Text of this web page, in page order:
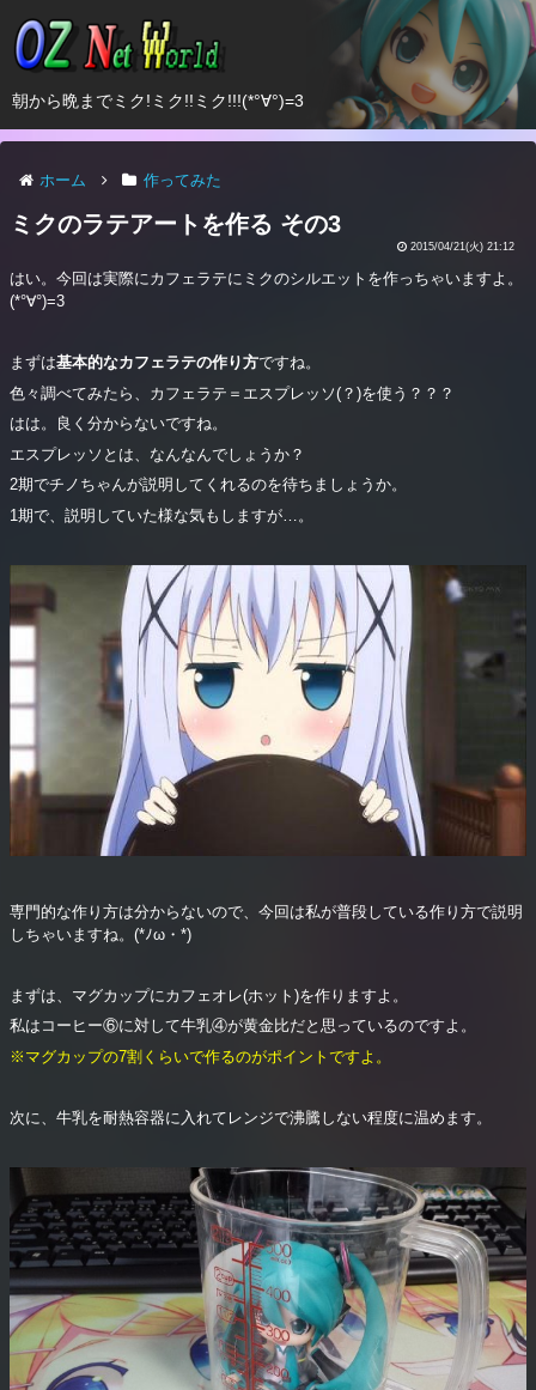
朝から晩までミク!ミク!!ミク!!!(*°∀°)=3
ホーム 作ってみた
ミクのラテアートを作る その3
2015/04/21(火) 21:12
はい。今回は実際にカフェラテにミクのシルエットを作っちゃいますよ。
(*°∀°)=3
まずは基本的なカフェラテの作り方ですね。
色々調べてみたら、カフェラテ＝エスプレッソ(？)を使う？？？
はは。良く分からないですね。
エスプレッソとは、なんなんでしょうか？
2期でチノちゃんが説明してくれるのを待ちましょうか。
1期で、説明していた様な気もしますが…。
専門的な作り方は分からないので、今回は私が普段している作り方で説明
しちゃいますね。(*ﾉω・*)
まずは、マグカップにカフェオレ(ホット)を作りますよ。
私はコーヒー⑥に対して牛乳④が黄金比だと思っているのですよ。
※マグカップの7割くらいで作るのがポイントですよ。
次に、牛乳を耐熱容器に入れてレンジで沸騰しない程度に温めます。